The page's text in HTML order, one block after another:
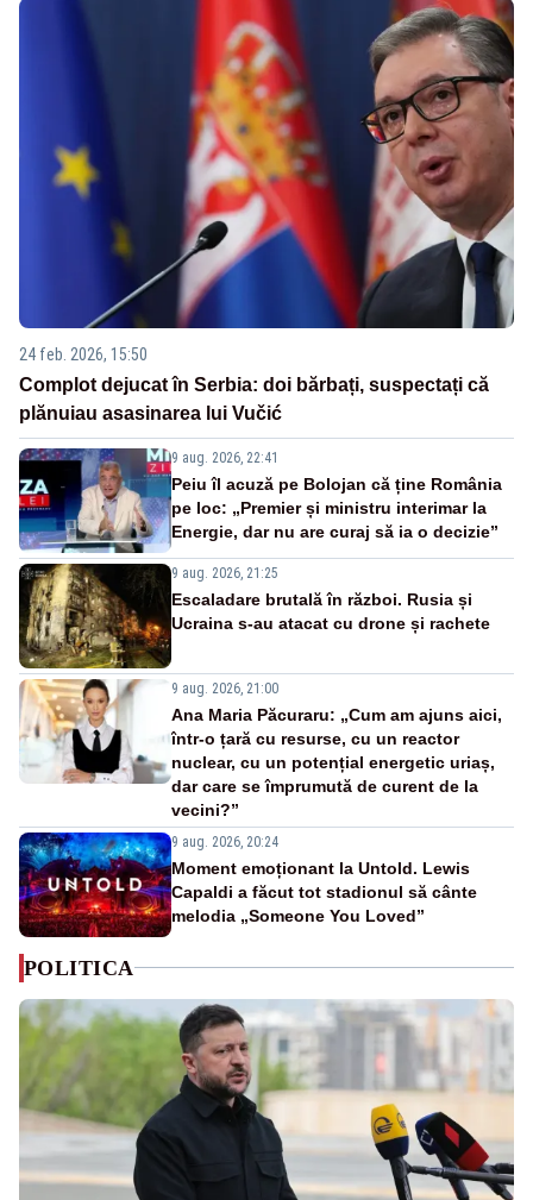
24 feb. 2026, 15:50
Complot dejucat în Serbia: doi bărbați, suspectați că
plănuiau asasinarea lui Vučić
9 aug. 2026, 22:41
Peiu îl acuză pe Bolojan că ține România
pe loc: „Premier și ministru interimar la
Energie, dar nu are curaj să ia o decizie”
9 aug. 2026, 21:25
Escaladare brutală în război. Rusia și
Ucraina s-au atacat cu drone și rachete
9 aug. 2026, 21:00
Ana Maria Păcuraru: „Cum am ajuns aici,
într-o țară cu resurse, cu un reactor
nuclear, cu un potențial energetic uriaș,
dar care se împrumută de curent de la
vecini?”
9 aug. 2026, 20:24
Moment emoționant la Untold. Lewis
Capaldi a făcut tot stadionul să cânte
melodia „Someone You Loved”
POLITICA